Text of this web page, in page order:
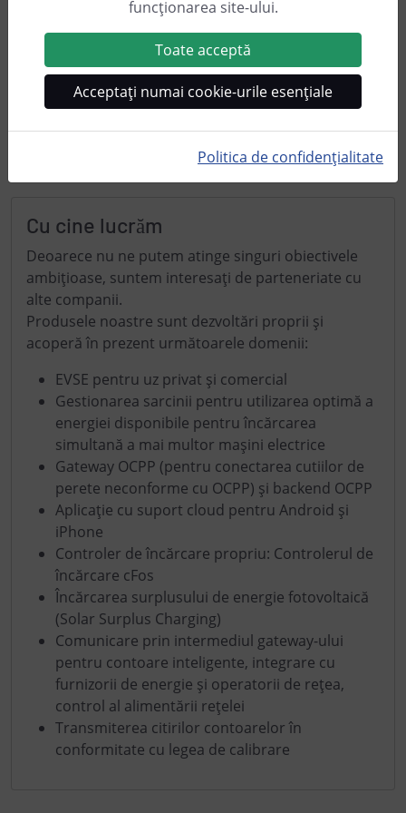
Avem #thebestuseroftheworld. Clienții noștri ne
oferă un feedback important și ne ajută cu sugestii,
teste și integrarea de noi dispozitive. Suntem foarte
recunoscători pentru acest lucru!
Cu cine lucrăm
Deoarece nu ne putem atinge singuri obiectivele
ambițioase, suntem interesați de parteneriate cu
alte companii.
Produsele noastre sunt dezvoltări proprii și
acoperă în prezent următoarele domenii:
EVSE pentru uz privat și comercial
Gestionarea sarcinii pentru utilizarea optimă a
energiei disponibile pentru încărcarea
simultană a mai multor mașini electrice
Gateway OCPP (pentru conectarea cutiilor de
perete neconforme cu OCPP) și backend OCPP
Aplicație cu suport cloud pentru Android și
iPhone
Controler de încărcare propriu: Controlerul de
încărcare cFos
Încărcarea surplusului de energie fotovoltaică
(Solar Surplus Charging)
Comunicare prin intermediul gateway-ului
pentru contoare inteligente, integrare cu
furnizorii de energie și operatorii de rețea,
control al alimentării rețelei
Transmiterea citirilor contoarelor în
conformitate cu legea de calibrare
funcționarea site-ului.
Toate acceptă
Acceptați numai cookie-urile esențiale
Politica de confidențialitate